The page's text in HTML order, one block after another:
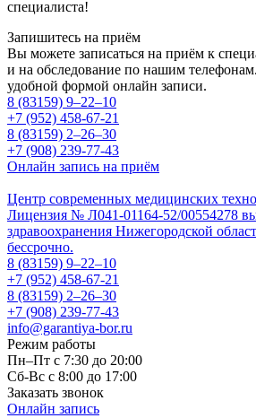
специалиста!
Запишитесь на приём
Вы можете записаться на приём к
и на обследование по нашим
удобной формой онлайн записи.
8 (83159) 9–22–10
+7 (952) 458-67-21
8 (83159) 2–26–30
+7 (908) 239-77-43
Онлайн запись на приём
Центр современных медицинских
Лицензия № Л041-01164-52/00554278
здравоохранения Нижегородской
бессрочно.
8 (83159) 9–22–10
+7 (952) 458-67-21
8 (83159) 2–26–30
+7 (908) 239-77-43
info@garantiya-bor.ru
Режим работы
Пн–Пт с 7:30 до 20:00
Cб-Вс с 8:00 до 17:00
Заказать звонок
Онлайн запись